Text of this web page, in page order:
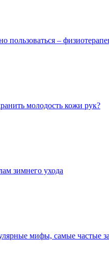
пользоваться –
молодость кожи рук?
зимнего ухода
мифы, самые частые